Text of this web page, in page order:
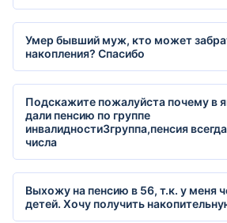
Умер бывший муж, кто может
накопления? Спасибо
Подскажите пожалуйста почему в
дали пенсию по группе
инвалидности3группа,пенсия
числа
Выхожу на пенсию в 56, т.к. у меня
детей. Хочу получить